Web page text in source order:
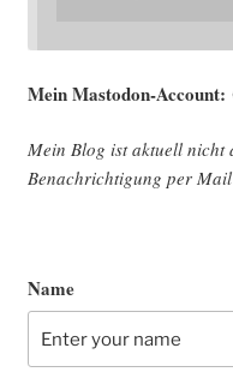
Mein Mast­o­don-Account:
Mein Blog ist aktu­ell nicht
Benach­rich­ti­gung per
Name